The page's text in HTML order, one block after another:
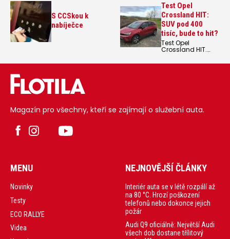
S CCSkou k
nabíječce
Test Opel
Crossland HIT:
SUV pod 400
tisíc, bude to hit?
Test Opel
Crossland HIT.
prostor, relativně
Magazín pro všechny, kteří se zajímají o služební auta.
MENU
Novinky
Testy
ECO RALLYE
Videa
NEJNOVĚJŠÍ ČLÁNKY
Interiér auta se v létě rozpálí až
na 80 °C. Hrozí poškození
telefonů nebo dokonce jejich
požár
Audi Q9 oficiálně: Největší Audi
všech dob dostane třílitový